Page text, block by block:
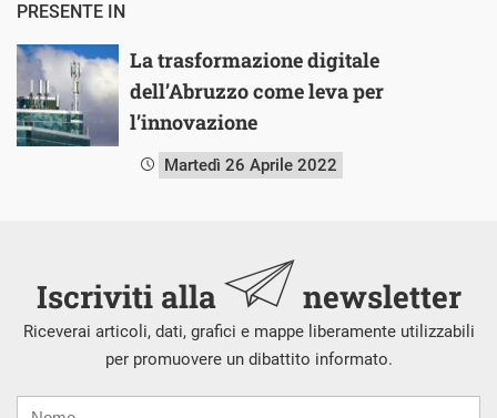
PRESENTE IN
La trasformazione digitale
dell’Abruzzo come leva per
l’innovazione
Martedì 26 Aprile 2022
Iscriviti alla newsletter
Riceverai articoli, dati, grafici e mappe liberamente utilizzabili
per promuovere un dibattito informato.